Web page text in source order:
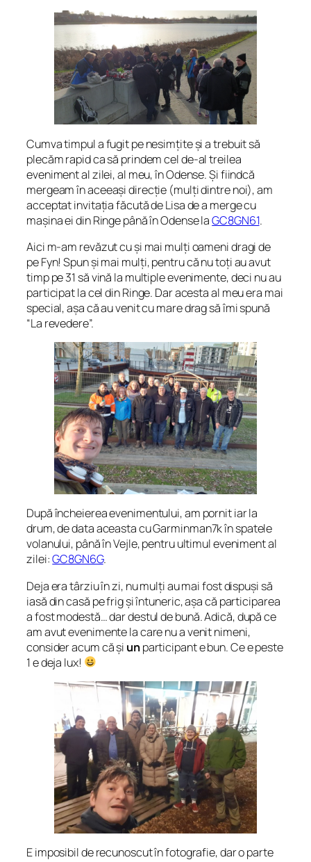
Cumva timpul a fugit pe nesimțite și a trebuit să
plecăm rapid ca să prindem cel de-al treilea
eveniment al zilei, al meu, în Odense. Și fiindcă
mergeam în aceeași direcție (mulți dintre noi), am
acceptat invitația făcută de Lisa de a merge cu
mașina ei din Ringe până în Odense laGC8GN61.
Aici m-am revăzut cu și mai mulți oameni dragi de
pe Fyn! Spunși mai mulți, pentru că nu toți au avut
timp pe 31 să vină la multiple evenimente, deci nu au
participat la cel din Ringe. Dar acesta al meu era mai
special, așa că au venit cu mare drag să îmi spună
“La revedere”.
După încheierea evenimentului, am pornit iar la
drum, de data aceasta cu Garminman7k în spatele
volanului, până în Vejle, pentru ultimul eveniment al
zilei:GC8GN6G.
Deja era târziu în zi, nu mulți au mai fost dispuși să
iasă din casă pe frig și întuneric, așa că participarea
a fost modestă… dar destul de bună. Adică, după ce
am avut evenimente la care nu a venit nimeni,
consider acum că și unparticipant e bun. Ce e peste
1 e deja lux!
E imposibil de recunoscut în fotografie, dar o parte